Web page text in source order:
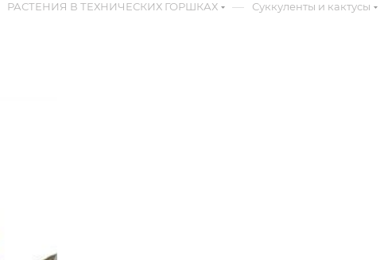
РАСТЕНИЯ В ТЕХНИЧЕСКИХ ГОРШКАХ — Суккуленты и кактусы